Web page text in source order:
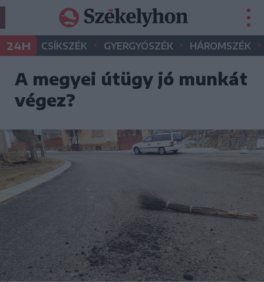
24H CSÍKSZÉK • GYERGYÓSZÉK • HÁROMSZÉK •
A megyei útügy jó munkát
végez?